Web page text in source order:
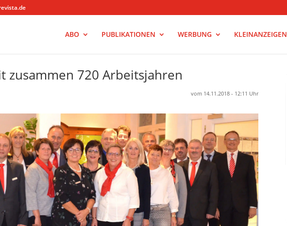
ABO PUBLIKATIONEN WERBUNG KLEINANZEIGEN
zusammen 720 Arbeitsjahren
vom 14.11.2018 - 12:11 Uhr